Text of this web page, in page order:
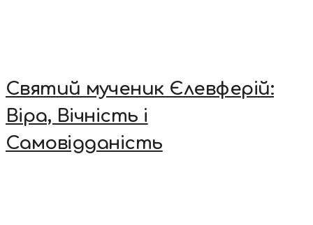
Святий мученик Єлевферій:
Віра, Вічність і
Самовідданість